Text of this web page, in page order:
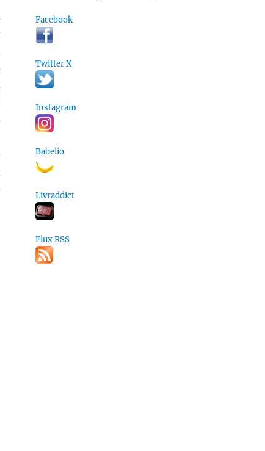
Facebook
Twitter X
Instagram
Babelio
Livraddict
Flux RSS